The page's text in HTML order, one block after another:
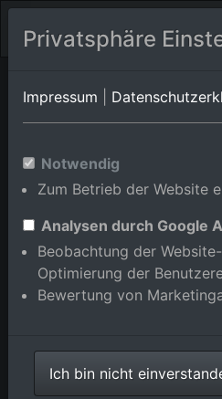
Orts-Album von Rastatt/
Im Shop bestellen
Privatsphäre
Impressum
Notwendig
Zum Betrieb der Website
Analysen durch Google
Beobachtung der
Optimierung der
Bewertung von
Ich bin nicht